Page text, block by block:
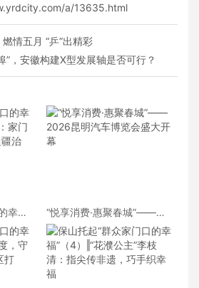
a/13635.html
燃情五月 “乒”出精彩
”，安徽构建X型发展轴是否可行？
幸
家门
治
“悦享消费·惠聚春城”——
2026昆明汽车博览会盛大开
幕